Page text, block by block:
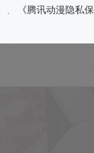
《腾讯动漫隐私保